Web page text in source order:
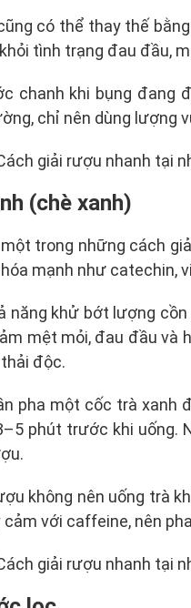
có thể thay thế
tình trạng đau đầu,
chanh khi bụng đang
chỉ nên dùng lượng
(chè xanh)
trong những cách
mạnh như catechin,
năng khử bớt lượng
mệt mỏi, đau đầu và
độc.
pha một cốc trà xanh
phút trước khi uống.
không nên uống trà
với caffeine, nên